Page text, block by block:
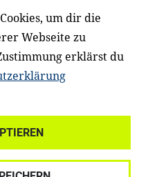
arbeiten wir eng
Unternehmen
um dir die
Webseite zu
erklärst du